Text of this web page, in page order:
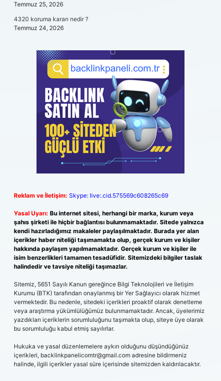
Temmuz 25, 2026
4320 koruma kararı nedir ?
Temmuz 24, 2026
Reklam ve İletişim: Skype: live:.cid.575569c608265c69
Yasal Uyarı: Bu internet sitesi, herhangi bir marka, kurum veya
şahıs şirketi ile hiçbir bağlantısı bulunmamaktadır. Sitede yalnızca
kendi hazırladığımız makaleler paylaşılmaktadır. Burada yer alan
içerikler haber niteliği taşımamakta olup, gerçek kurum ve kişiler
hakkında paylaşım yapılmamaktadır. Gerçek kurum ve kişiler ile
isim benzerlikleri tamamen tesadüfidir. Sitemizdeki bilgiler taslak
halindedir ve tavsiye niteliği taşımazlar.
Sitemiz, 5651 Sayılı Kanun gereğince Bilgi Teknolojileri ve İletişim
Kurumu (BTK) tarafından onaylanmış bir Yer Sağlayıcı olarak hizmet
vermektedir. Bu nedenle, sitedeki içerikleri proaktif olarak denetleme
veya araştırma yükümlülüğümüz bulunmamaktadır. Ancak, üyelerimiz
yazdıkları içeriklerin sorumluluğunu taşımakta olup, siteye üye olarak
bu sorumluluğu kabul etmiş sayılırlar.
Hukuka ve yasal düzenlemelere aykırı olduğunu düşündüğünüz
içerikleri, backlinkpanelicomtr@gmail.com adresine bildirmeniz
halinde, ilgili içerikler yasal süre içerisinde sitemizden kaldırılacaktır.